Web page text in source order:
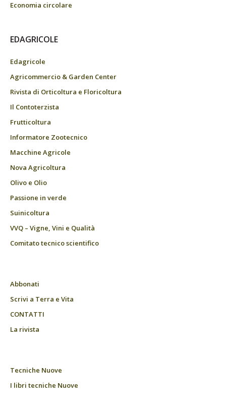
Economia circolare
EDAGRICOLE
Edagricole
Agricommercio & Garden Center
Rivista di Orticoltura e Floricoltura
Il Contoterzista
Frutticoltura
Informatore Zootecnico
Macchine Agricole
Nova Agricoltura
Olivo e Olio
Passione in verde
Suinicoltura
VVQ – Vigne, Vini e Qualità
Comitato tecnico scientifico
Abbonati
Scrivi a Terra e Vita
CONTATTI
La rivista
Tecniche Nuove
I libri tecniche Nuove